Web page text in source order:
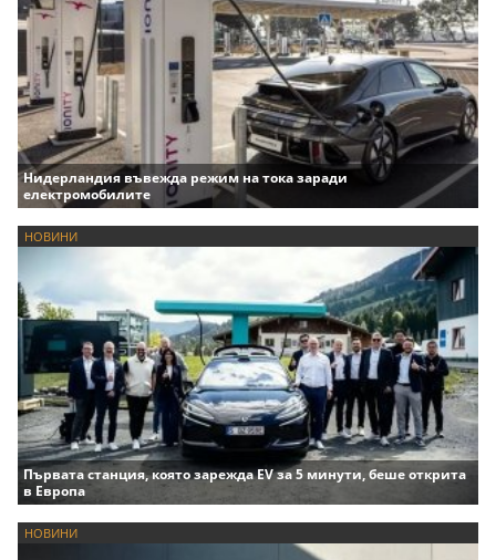
Нидерландия въвежда режим на тока заради
електромобилите
НОВИНИ
Първата станция, която зарежда EV за 5 минути, беше открита
в Европа
НОВИНИ